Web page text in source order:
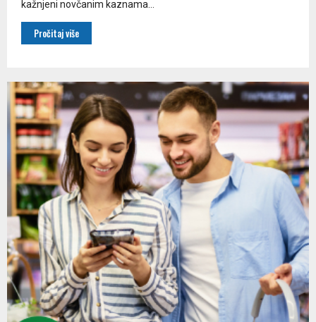
kažnjeni novčanim kaznama...
Pročitaj više